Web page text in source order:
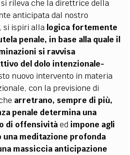
rileva che la direttrice della
anticipata dal nostro
si ispiri alla logica fortemente
penale, in base alla quale il
si ravvisa
del dolo intenzionale-
nuovo intervento in materia
con la previsione di
arretrano, sempre di più,
penale determina una
di offensivitàed impone agli
meditazione profonda
massiccia anticipazione